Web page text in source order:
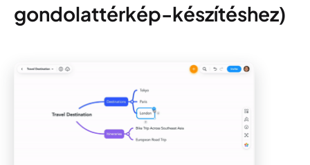
gondolattérkép-készítéshez)